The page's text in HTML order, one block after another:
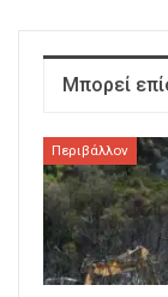
Μπορεί
Περιβάλλον